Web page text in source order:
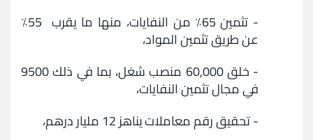
- تثمين 65٪ من النفايات، منها ما يقرب 55٪
عن طريق تثمين المواد،
- خلق 60,000 منصب شغل، بما في ذلك 9500
في مجال تثمين النفايات،
- تحقيق رقم معاملاتيناهز 12 مليار درهم،